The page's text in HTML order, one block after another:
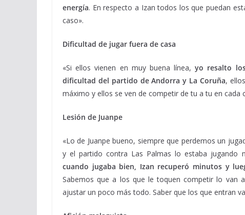
energía. En respecto a Izan todos los que puedan
caso».
Dificultad de jugar fuera de casa
«Si ellos vienen en muy buena línea,yo resalto
dificultad del partido de Andorra y La Coruña,
máximo y ellos se ven de competir de tu a tu en cada
Lesión de Juanpe
«Lo de Juanpe bueno, siempre que perdemos un
y el partido contra Las Palmas lo estaba jugando
cuando jugaba bien, Izan recuperó minutos y
Sabemos que a los que le toquen competir lo van
ajustar un poco más todo. Saber que los que entran